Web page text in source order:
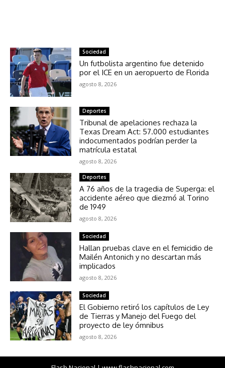
Sociedad
Un futbolista argentino fue detenido
por el ICE en un aeropuerto de Florida
agosto 8, 2026
Deportes
Tribunal de apelaciones rechaza la
Texas Dream Act: 57.000 estudiantes
indocumentados podrían perder la
matrícula estatal
agosto 8, 2026
Deportes
A 76 años de la tragedia de Superga: el
accidente aéreo que diezmó al Torino
de 1949
agosto 8, 2026
Sociedad
Hallan pruebas clave en el femicidio de
Mailén Antonich y no descartan más
implicados
agosto 8, 2026
Sociedad
El Gobierno retiró los capítulos de Ley
de Tierras y Manejo del Fuego del
proyecto de ley ómnibus
agosto 8, 2026